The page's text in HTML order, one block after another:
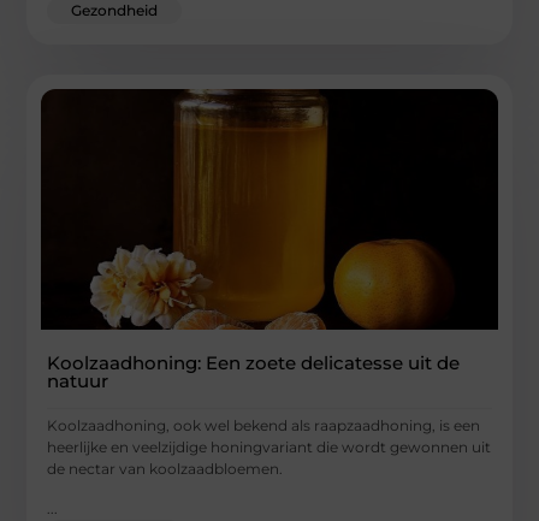
Gezondheid
Koolzaadhoning: Een zoete delicatesse uit de
natuur
Koolzaadhoning, ook wel bekend als raapzaadhoning, is een
heerlijke en veelzijdige honingvariant die wordt gewonnen uit
de nectar van koolzaadbloemen.